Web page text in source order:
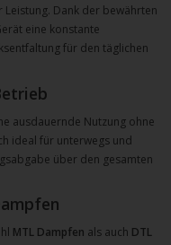
Dank der bewährten
eine konstante
für den täglichen
ausdauernde Nutzung ohne
ideal für unterwegs und
über den gesamten
MTL Dampfen als auch DTL